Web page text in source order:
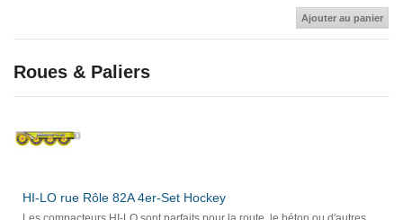
Ajouter au panier
Roues & Paliers
HI-LO rue Rôle 82A 4er-Set Hockey